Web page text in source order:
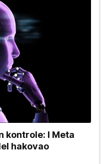
kontrole: I Meta
hakovao